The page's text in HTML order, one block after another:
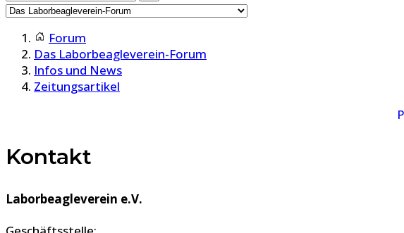
Forum
Das Laborbeagleverein-Forum
Infos und News
Zeitungsartikel
Kontakt
Laborbeagleverein e.V.